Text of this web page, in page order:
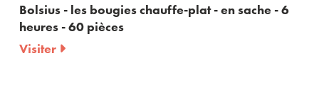
Bolsius - les bougies chauffe-plat - en sache - 6
heures - 60 pièces
Visiter